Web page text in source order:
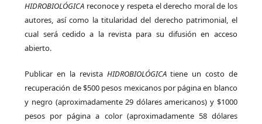
HIDROBIOLÓGICA reconoce y respeta el derecho moral de los
autores, así como la titularidad del derecho patrimonial, el
cual será cedido a la revista para su difusión en acceso
abierto.
Publicar en la revista HIDROBIOLÓGICAtiene un costo de
recuperación de $500 pesos mexicanos por página en blanco
y negro (aproximadamente 29 dólares americanos) y $1000
pesos por página a color (aproximadamente 58 dólares